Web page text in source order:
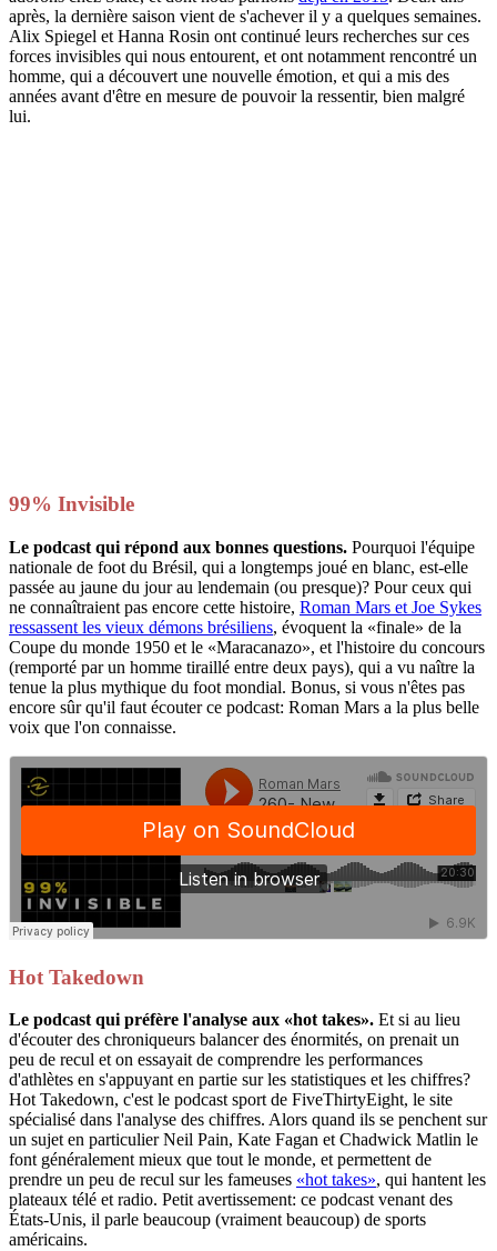
après, la dernière saison vient de s'achever il y a quelques semaines.
Alix Spiegel et Hanna Rosin ont continué leurs recherches sur ces
forces invisibles qui nous entourent, et ont notamment rencontré un
homme, qui a découvert une nouvelle émotion, et qui a mis des
années avant d'être en mesure de pouvoir la ressentir, bien malgré
lui.
99% Invisible
Le podcast qui répond aux bonnes questions. Pourquoi l'équipe
nationale de foot du Brésil, qui a longtemps joué en blanc, est-elle
passée au jaune du jour au lendemain (ou presque)? Pour ceux qui
ne connaîtraient pas encore cette histoire, Roman Mars et Joe Sykes
ressassent les vieux démons brésiliens, évoquent la «finale» de la
Coupe du monde 1950 et le «Maracanazo», et l'histoire du concours
(remporté par un homme tiraillé entre deux pays), qui a vu naître la
tenue la plus mythique du foot mondial. Bonus, si vous n'êtes pas
encore sûr qu'il faut écouter ce podcast: Roman Mars a la plus belle
voix que l'on connaisse.
Hot Takedown
Le podcast qui préfère l'analyse aux «hot takes». Et si au lieu
d'écouter des chroniqueurs balancer des énormités, on prenait un
peu de recul et on essayait de comprendre les performances
d'athlètes en s'appuyant en partie sur les statistiques et les chiffres?
Hot Takedown, c'est le podcast sport de FiveThirtyEight, le site
spécialisé dans l'analyse des chiffres. Alors quand ils se penchent sur
un sujet en particulier Neil Pain, Kate Fagan et Chadwick Matlin le
font généralement mieux que tout le monde, et permettent de
prendre un peu de recul sur les fameuses «hot takes», qui hantent les
plateaux télé et radio. Petit avertissement: ce podcast venant des
États-Unis, il parle beaucoup (vraiment beaucoup) de sports
américains.